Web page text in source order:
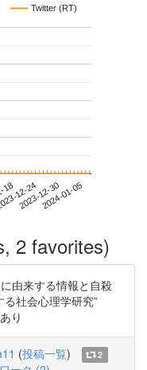
Twitter (RT)
12-24
2023-12-302024-01-05
2 favorites)
由来する情報と自殺
社会心理学研究”
り
(投稿一覧)
2